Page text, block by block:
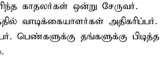
காதலர்கள் ஒன்று சேருவர்.
வாடிக்கையாளர்கள் அதிகரிப்பர்.
பெண்களுக்கு தங்களுக்கு பிடித்த